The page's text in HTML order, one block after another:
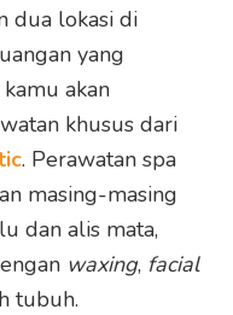
dua lokasi di
yang
akan
khusus dari
. Perawatan spa
masing-masing
dan alis mata,
waxing, facial
tubuh.